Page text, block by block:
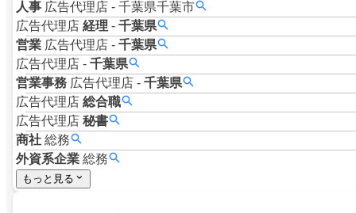
人事 広告代理店 - 千葉県千葉市
広告代理店 経理 - 千葉県
営業 広告代理店 - 千葉県
広告代理店 - 千葉県
営業事務 広告代理店 - 千葉県
広告代理店 総合職
広告代理店 秘書
商社 総務
外資系企業 総務
もっと見る